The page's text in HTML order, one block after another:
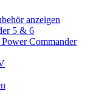
anzeigen
5 & 6
Commander